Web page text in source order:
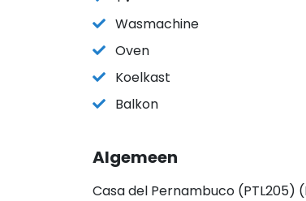
Wasmachine
Oven
Koelkast
Balkon
Algemeen
Casa del Pernambuco (PTL205)